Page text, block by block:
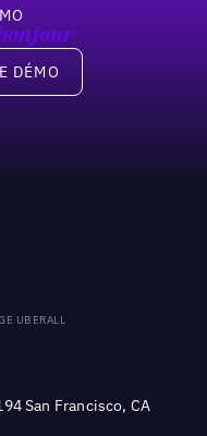
DÉMO
UBERALL
San Francisco, CA